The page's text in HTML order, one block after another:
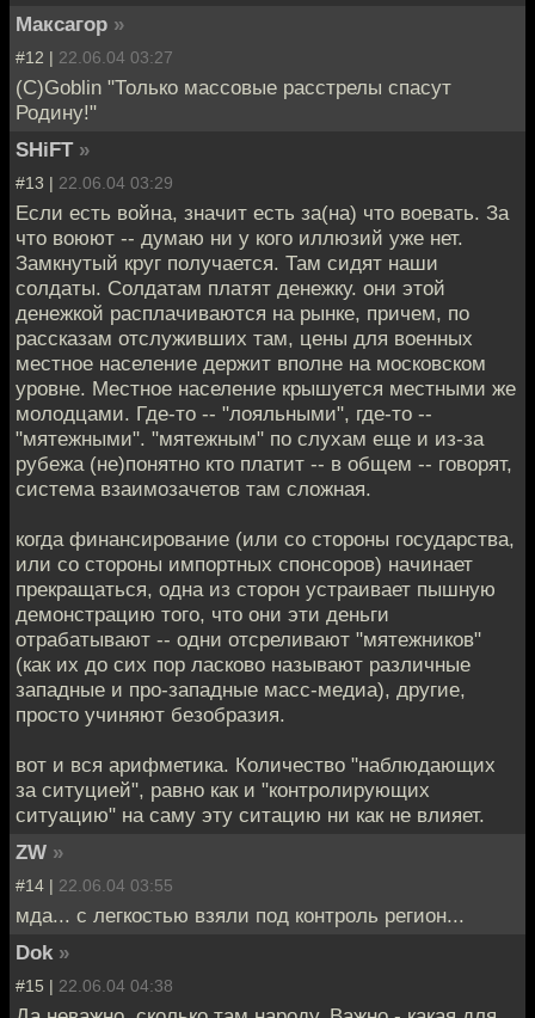
Максагор »
#12 | 22.06.04 03:27
(С)Goblin "Только массовые расстрелы спасут
Родину!"
SHiFT »
#13 | 22.06.04 03:29
Если есть война, значит есть за(на) что воевать. За
что воюют -- думаю ни у кого иллюзий уже нет.
Замкнутый круг получается. Там сидят наши
солдаты. Солдатам платят денежку. они этой
денежкой расплачиваются на рынке, причем, по
рассказам отслуживших там, цены для военных
местное население держит вполне на московском
уровне. Местное население крышуется местными же
молодцами. Где-то -- "лояльными", где-то --
"мятежными". "мятежным" по слухам еще и из-за
рубежа (не)понятно кто платит -- в общем -- говорят,
система взаимозачетов там сложная.
когда финансирование (или со стороны государства,
или со стороны импортных спонсоров) начинает
прекращаться, одна из сторон устраивает пышную
демонстрацию того, что они эти деньги
отрабатывают -- одни отсреливают "мятежников"
(как их до сих пор ласково называют различные
западные и про-западные масс-медиа), другие,
просто учиняют безобразия.
вот и вся арифметика. Количество "наблюдающих
за ситуцией", равно как и "контролирующих
ситуацию" на саму эту ситацию ни как не влияет.
ZW »
#14 | 22.06.04 03:55
мда... с легкостью взяли под контроль регион...
Dok »
#15 | 22.06.04 04:38